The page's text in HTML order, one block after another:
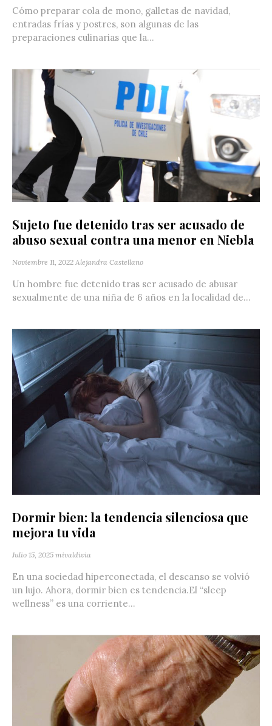
Cómo preparar cola de mono, galletas de navidad,
entradas frías y postres, son algunas de las
preparaciones culinarias que la...
Sujeto fue detenido tras ser acusado de
abuso sexual contra una menor en Niebla
Noviembre 11, 2022 Alejandra Castellano
Un hombre fue detenido tras ser acusado de abusar
sexualmente de una niña de 6 años en la localidad de...
Dormir bien: la tendencia silenciosa que
mejora tu vida
Julio 15, 2025 mivaldivia
En una sociedad hiperconectada, el descanso se volvió
un lujo. Ahora, dormir bien es tendencia.El “sleep
wellness” es una corriente...